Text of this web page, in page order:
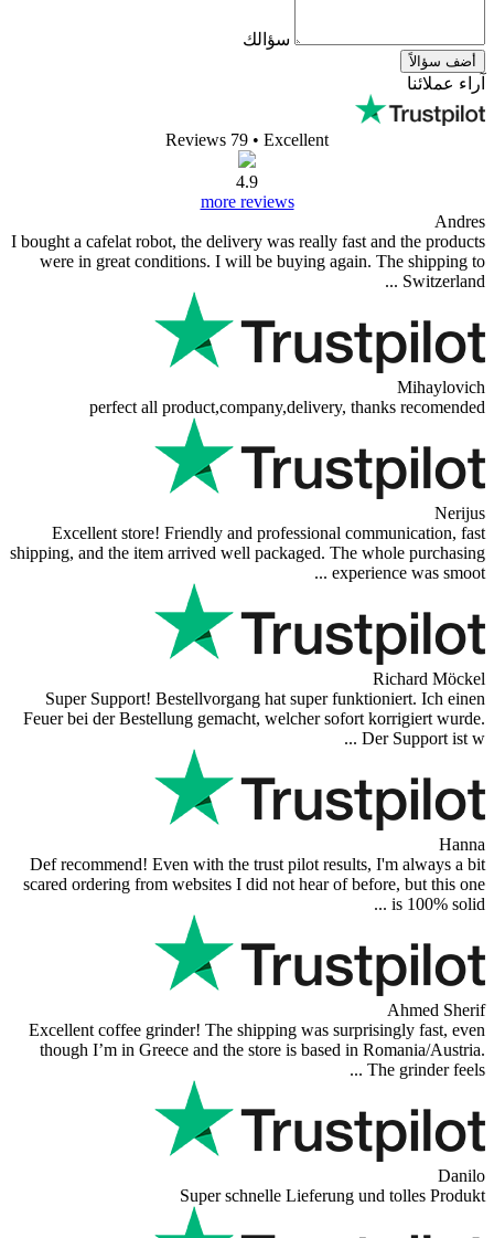
سؤالك
أضف سؤالاً
آراء عملائنا
Reviews 79 • Excellent
4.9
more reviews
Andres
I bought a cafelat robot, the delivery was really fast and the products
were in great conditions. I will be buying again. The shipping to
Switzerland ...
Mihaylovich
perfect all product,company,delivery, thanks recomended
Nerijus
Excellent store! Friendly and professional communication, fast
shipping, and the item arrived well packaged. The whole purchasing
experience was smoot ...
Richard Möckel
Super Support! Bestellvorgang hat super funktioniert. Ich einen
Feuer bei der Bestellung gemacht, welcher sofort korrigiert wurde.
Der Support ist w ...
Hanna
Def recommend! Even with the trust pilot results, I'm always a bit
scared ordering from websites I did not hear of before, but this one
is 100% solid ...
Ahmed Sherif
Excellent coffee grinder! The shipping was surprisingly fast, even
though I’m in Greece and the store is based in Romania/Austria.
The grinder feels ...
Danilo
Super schnelle Lieferung und tolles Produkt